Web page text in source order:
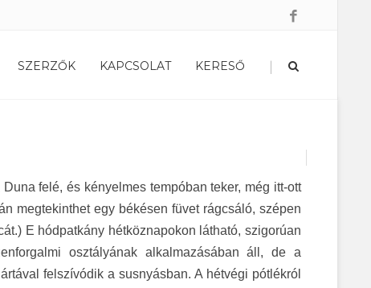
SZERZŐK KAPCSOLAT KERESŐ |
felé, és kényelmes tempóban teker, még itt-ott
megtekinthet egy békésen füvet rágcsáló, szépen
E hódpatkány hétköznapokon látható, szigorúan
osztályának alkalmazásában áll, de a
felszívódik a susnyásban. A hétvégi pótlékról